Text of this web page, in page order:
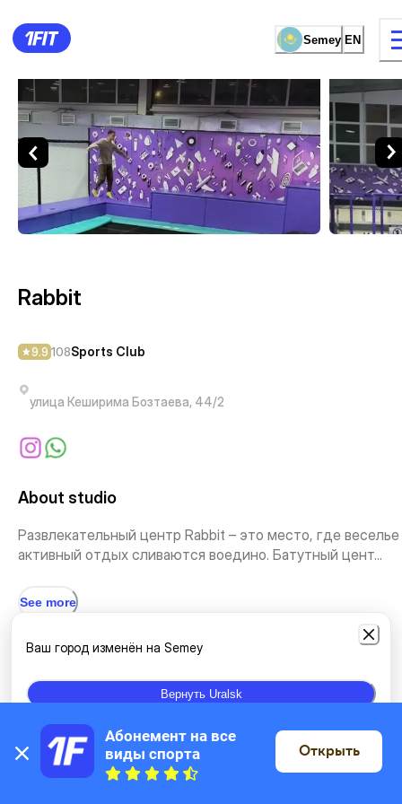
Semey EN
14 types of classes Female
Rabbit — Sports Club Semey
Rabbit
9.9 108Sports Club
улица Кеширима Бозтаева, 44/2
About studio
Развлекательный центр Rabbit – это место, где
активный отдых сливаются воедино. Батутный цент...
See more
Types of classes
Climbing, Rock climbing Acrobatics
Location On the map
Ваш город изменён на Semey
Вернуть Uralsk
Абонемент на все
виды спорта
Открыть